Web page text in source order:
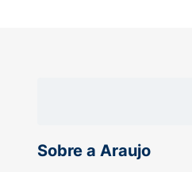
Sobre a Araujo